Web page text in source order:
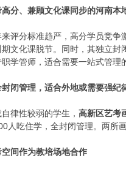
分、兼顾文化课同步的河南本
评分标准趋严，高分学员竞
文化课脱节。同时，其独立
学管师，适合需要一站式管理
闭管理，适合外地或需要强纪
律性较弱的学生， 高新区艺考
人吃住学，全封闭管理。两所
间作为教培场地合作